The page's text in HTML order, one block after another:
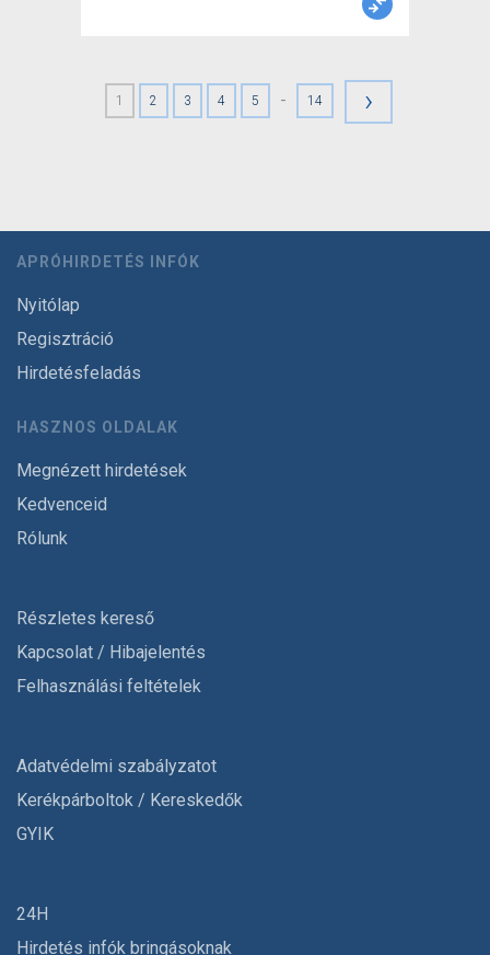
1 2 3 4 5 - 14 ›
APRÓHIRDETÉS INFÓK
Nyitólap
Regisztráció
Hirdetésfeladás
HASZNOS OLDALAK
Megnézett hirdetések
Kedvenceid
Rólunk
Részletes kereső
Kapcsolat / Hibajelentés
Felhasználási feltételek
Adatvédelmi szabályzatot
Kerékpárboltok / Kereskedők
GYIK
24H
Hirdetés infók bringásoknak